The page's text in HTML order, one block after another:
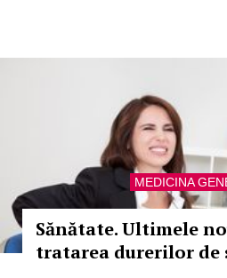
MEDICINA
Sănătate. Ultimele
tratarea durerilor de